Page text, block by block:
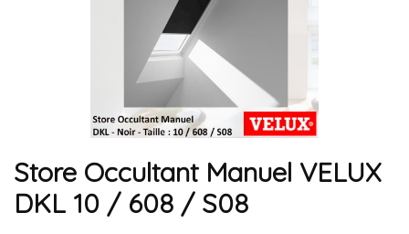
Store Occultant Manuel VELUX
DKL 10 / 608 / S08